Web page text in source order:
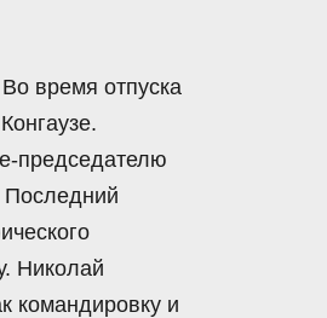
время отпуска
председателю
Последний
Николай
командировку и